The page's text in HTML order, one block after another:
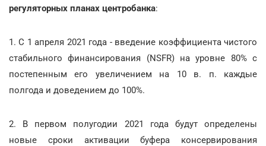
регуляторных планах центробанка:
1. С 1 апреля 2021 года - введение коэффициента чистого
стабильного финансирования (NSFR) на уровне 80% с
постепенным его увеличением на 10 в. п. каждые
полгода и доведением до 100%.
2. В первом полугодии 2021 года будут определены
новые сроки активации буфера консервирования